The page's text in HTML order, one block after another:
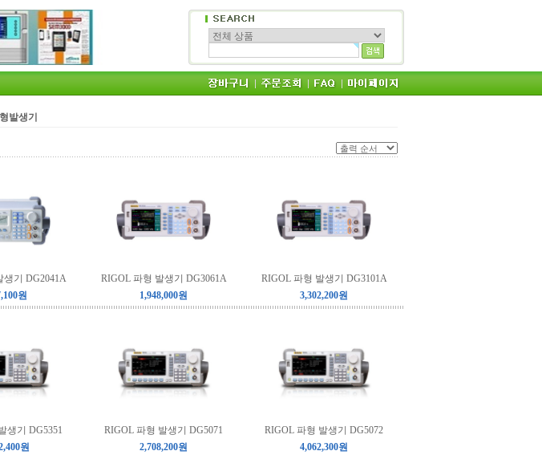
발생기
생기 DG2041A
원
RIGOL 파형 발생기 DG3061A
1,948,000원
RIGOL 파형 발생기 DG3101A
3,302,200원
생기 DG5351
원
RIGOL 파형 발생기 DG5071
2,708,200원
RIGOL 파형 발생기 DG5072
4,062,300원